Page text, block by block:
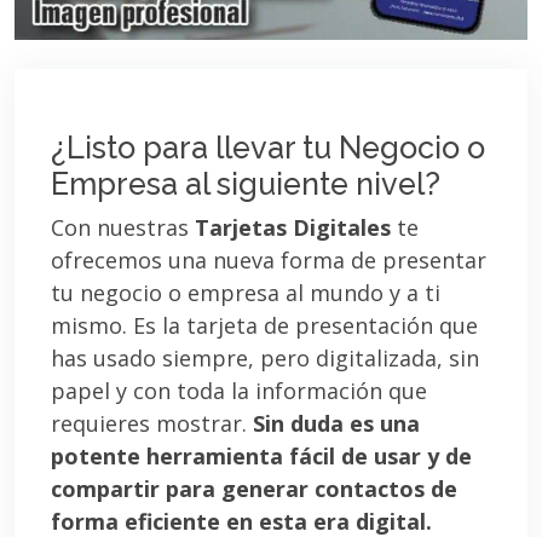
¿Listo para llevar tu Negocio o
Empresa al siguiente nivel?
Con nuestras Tarjetas Digitales te
ofrecemos una nueva forma de presentar
tu negocio o empresa al mundo y a ti
mismo. Es la tarjeta de presentación que
has usado siempre, pero digitalizada, sin
papel y con toda la información que
requieres mostrar. Sin duda es una
potente herramienta fácil de usar y de
compartir para generar contactos de
forma eficiente en esta era digital.